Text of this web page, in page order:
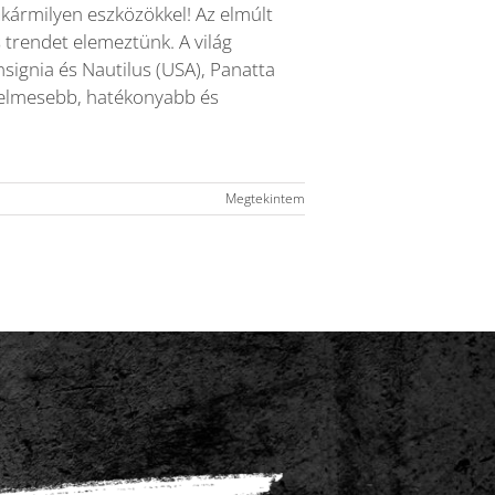
eszközökkel! Az elmúlt
elemeztünk. A világ
és Nautilus (USA), Panatta
hatékonyabb és
Megtekintem